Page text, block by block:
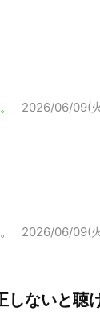
2026/06/09(
2026/06/09(
しないと聴